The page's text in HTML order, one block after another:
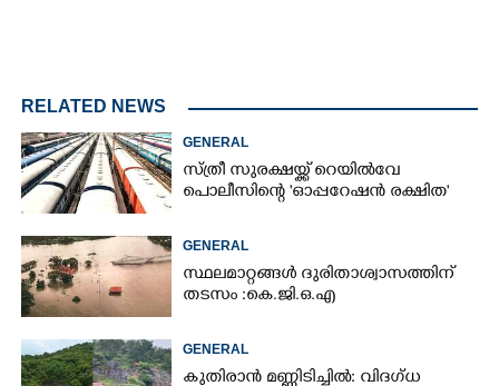
RELATED NEWS
GENERAL
സ്ത്രീ സുരക്ഷയ്ക്ക് റെയിൽവേ
പൊലീസിന്റെ 'ഓപ്പറേഷൻ രക്ഷിത'
GENERAL
സ്ഥലമാറ്റങ്ങൾ ദുരിതാശ്വാസത്തിന്
തടസം :കെ.ജി.ഒ.എ
GENERAL
കുതിരാൻ മണ്ണിടിച്ചിൽ: വിദഗ്ധ